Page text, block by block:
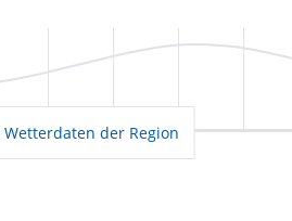
der Region